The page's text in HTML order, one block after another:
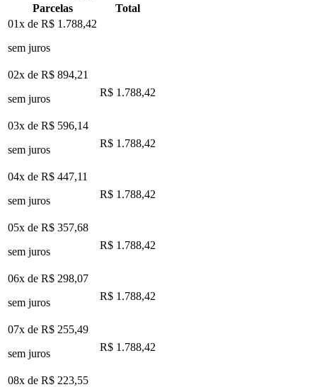
Parcelas
Total
01x de R$ 1.788,42
sem juros
02x de R$ 894,21
sem juros
R$ 1.788,42
03x de R$ 596,14
sem juros
R$ 1.788,42
04x de R$ 447,11
sem juros
R$ 1.788,42
05x de R$ 357,68
sem juros
R$ 1.788,42
06x de R$ 298,07
sem juros
R$ 1.788,42
07x de R$ 255,49
sem juros
R$ 1.788,42
08x de R$ 223,55